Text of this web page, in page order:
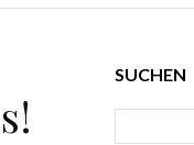
SUCHEN